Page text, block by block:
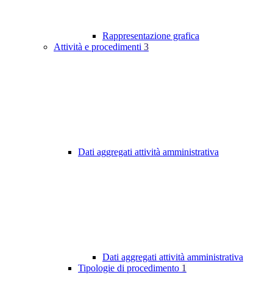
Rappresentazione grafica
Attività e procedimenti 3
Dati aggregati attività amministrativa
Dati aggregati attività amministrativa
Tipologie di procedimento 1